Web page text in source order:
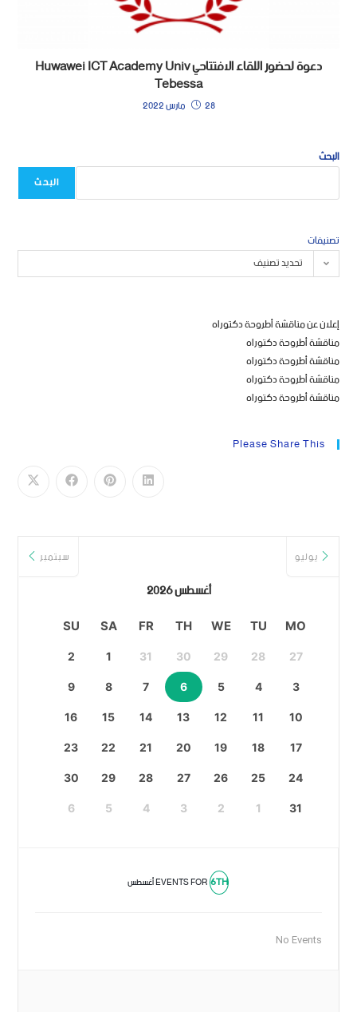
دعوة لحضور اللقاء الافتتاحي Huwawei ICT Academy Univ
Tebessa
28 مارس 2022
البحث
البحث
تصنيفات
تحديد تصنيف
إعلان عن مناقشة أطروحة دكتوراه
مناقشة أطروحة دكتوراه
مناقشة أطروحة دكتوراه
مناقشة أطروحة دكتوراه
مناقشة أطروحة دكتوراه
Please Share This
يوليو
أغسطس 2026
سبتمبر
MO
TU
WE
TH
FR
SA
SU
27
28
29
30
31
1
2
3
4
5
6
7
8
9
10
11
12
13
14
15
16
17
18
19
20
21
22
23
24
25
26
27
28
29
30
31
1
2
3
4
5
6
EVENTS FOR6TH أغسطس
No Events